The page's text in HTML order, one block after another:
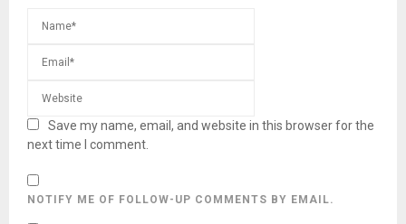
Save my name, email, and website in this browser for the
next time I comment.
NOTIFY ME OF FOLLOW-UP COMMENTS BY EMAIL.